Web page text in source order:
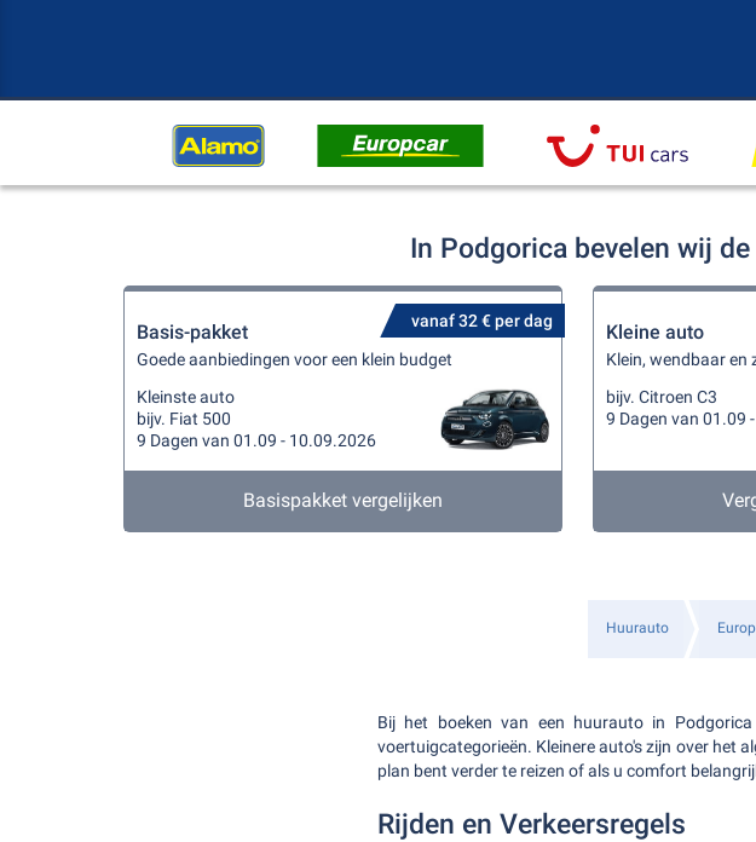
In Podgorica bevelen wij
vanaf 32 € per dag
Basis-pakket
Goede aanbiedingen voor een klein budget
Kleinste auto
bijv. Fiat 500
9 Dagen van 01.09 - 10.09.2026
Basispakket vergelijken
Kleine auto
Klein, wendbaar en
bijv. Citroen C3
9 Dagen van 01.09
Huurauto
Bij het boeken van een huurauto in
voertuigcategorieën. Kleinere auto's zijn over het
plan bent verder te reizen of als u comfort
Rijden en Verkeersregels